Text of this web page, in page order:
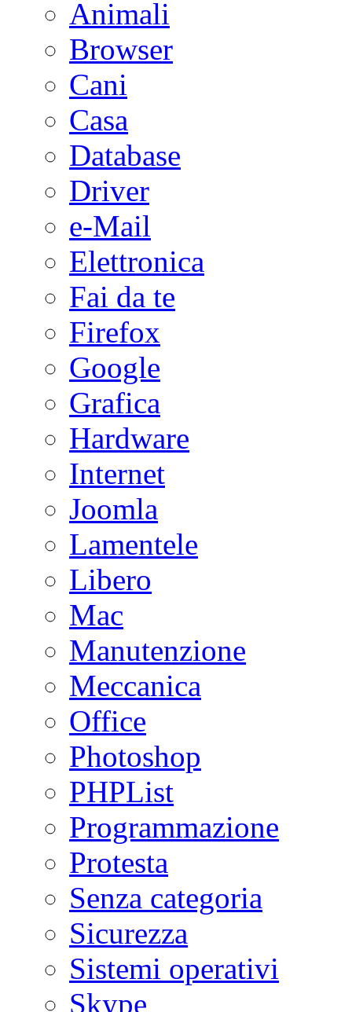
Animali
Browser
Cani
Casa
Database
Driver
e-Mail
Elettronica
Fai da te
Firefox
Google
Grafica
Hardware
Internet
Joomla
Lamentele
Libero
Mac
Manutenzione
Meccanica
Office
Photoshop
PHPList
Programmazione
Protesta
Senza categoria
Sicurezza
Sistemi operativi
Skype